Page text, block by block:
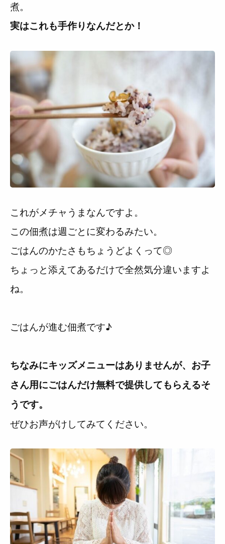
煮。
実はこれも手作りなんだとか！
これがメチャうまなんですよ。
この佃煮は週ごとに変わるみたい。
ごはんのかたさもちょうどよくって◎
ちょっと添えてあるだけで全然気分違いますよ
ね。
ごはんが進む佃煮です♪
ちなみにキッズメニューはありませんが、お子
さん用にごはんだけ無料で提供してもらえるそ
うです。
ぜひお声がけしてみてください。